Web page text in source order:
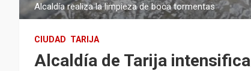
Alcaldía realiza la limpieza de boca tormentas
CIUDAD TARIJA
Alcaldía de Tarija